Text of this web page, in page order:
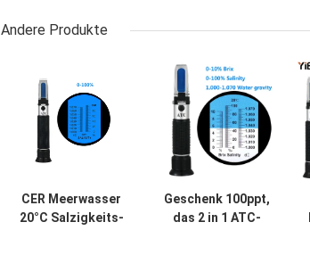
Andere Produkte
CER Meerwasser
20°C Salzigkeits-
Geschenk 100ppt,
das 2 in 1 ATC-